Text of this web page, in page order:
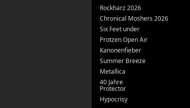
Rockharz 2026
Chronical Moshers 2026
Six Feet under
Protzen Open Air
Kanonenfieber
Summer Breeze
Metallica
40 Jahre
Protector
Hypocrisy